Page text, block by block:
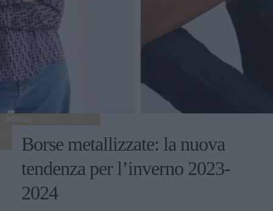
BORSE
Borse metallizzate: la nuova
tendenza per l’inverno 2023-
2024